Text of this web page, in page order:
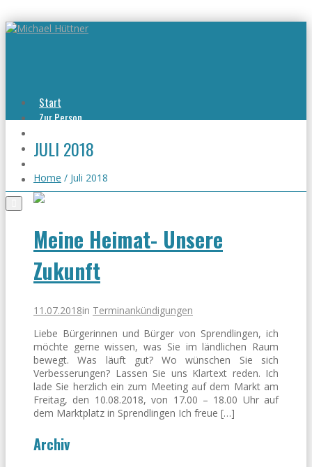
Start
Zur Person
Viel erreicht
Kontakt
JULI 2018
Home / Juli 2018
Meine Heimat- Unsere
Zukunft
11.07.2018in Terminankündigungen
Liebe Bürgerinnen und Bürger von Sprendlingen, ich
möchte gerne wissen, was Sie im ländlichen Raum
bewegt. Was läuft gut? Wo wünschen Sie sich
Verbesserungen? Lassen Sie uns Klartext reden. Ich
lade Sie herzlich ein zum Meeting auf dem Markt am
Freitag, den 10.08.2018, von 17.00 – 18.00 Uhr auf
dem Marktplatz in Sprendlingen Ich freue […]
Archiv